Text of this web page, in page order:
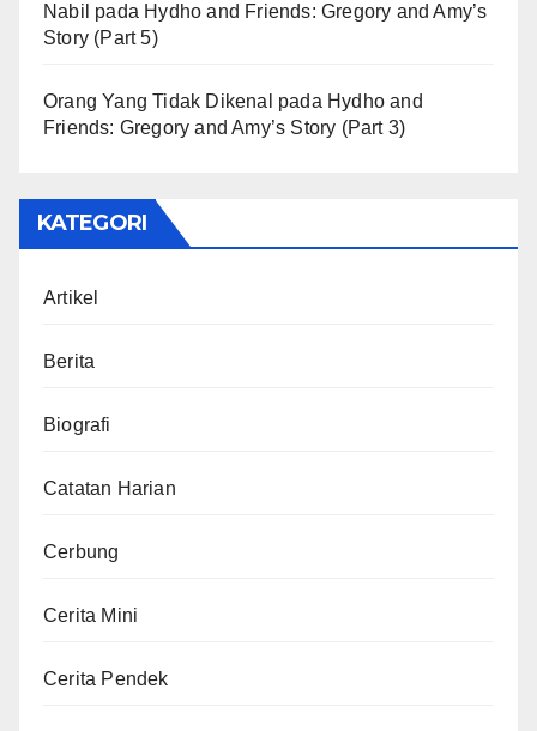
Nabil pada Hydho and Friends: Gregory and Amy’s
Story (Part 5)
Orang Yang Tidak Dikenal pada Hydho and
Friends: Gregory and Amy’s Story (Part 3)
KATEGORI
Artikel
Berita
Biografi
Catatan Harian
Cerbung
Cerita Mini
Cerita Pendek